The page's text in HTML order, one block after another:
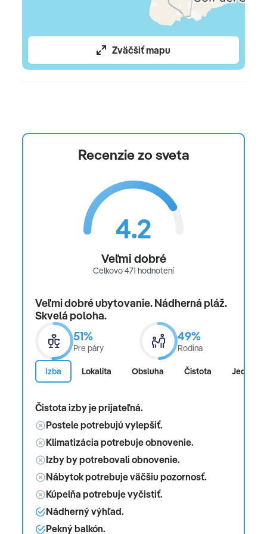
Živá kapela/-Music
Biliard: za príplatok
Pre rodiny s detmi:
Detský bazén: vonkajšie, sladká voda, vyhrievané:
november - marec; Sezónne, lehátka: zadarmo,
slnečníky: bez poplatku
detská herňa
Detské ihrisko
Typy izieb:
Apartmán, Nefajčiarska izba, Hlavná budova, . 40 -
45 m², p celkový počet izieb v tomto type izby: 2,
rozdelený takto: kombinovaný obývací
priestor/spálňa, 1 spálňa, 2 samostatné lôžka
(90x190cm), 1 rozkladací gauč (80x180cm) Trezor:
za poplatok, Stropný ventilátor, Gauč, Kuchynský
kút, Mikrovlnná rúra, Kávovar, Konvice, Toaster,
Telefón, Internet: Program, satelitná TV,
upratovacie služby: niekoľkokrát za týždeň, bez
Zväčšiť mapu
Recenzie zo sveta
4.2
Veľmi dobré
Celkovo 471 hodnotení
Veľmi dobré ubytovanie. Nádherná pláž.
Skvelá poloha.
51%
Pre páry
49%
Rodina
Izba Lokalita Obsluha Čistota Jedlo
Čistota izby je prijateľná.
Postele potrebujú vylepšiť.
Klimatizácia potrebuje obnovenie.
Izby by potrebovali obnovenie.
Nábytok potrebuje väčšiu pozornosť.
Kúpelňa potrebuje vyčistiť.
Nádherný výhľad.
Pekný balkón.